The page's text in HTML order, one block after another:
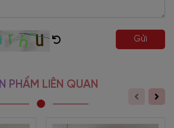
lựa
. Để trưng bày bộ sưu tập rượu quý của
Mẫu Tủ Rượu Đẹp Hiện Đại Chất
cư. Để nắm chi tiết về mẫu tủ rượu này,
qua bài viết sau đây nhé!
Gửi
PHẨM LIÊN QUAN